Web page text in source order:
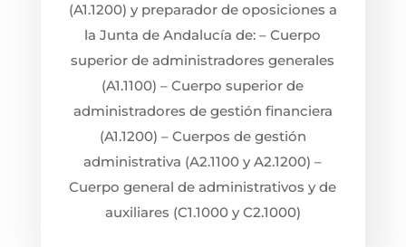
(A1.1200) y preparador de oposiciones a
la Junta de Andalucía de: – Cuerpo
superior de administradores generales
(A1.1100) – Cuerpo superior de
administradores de gestión financiera
(A1.1200) – Cuerpos de gestión
administrativa (A2.1100 y A2.1200) –
Cuerpo general de administrativos y de
auxiliares (C1.1000 y C2.1000)